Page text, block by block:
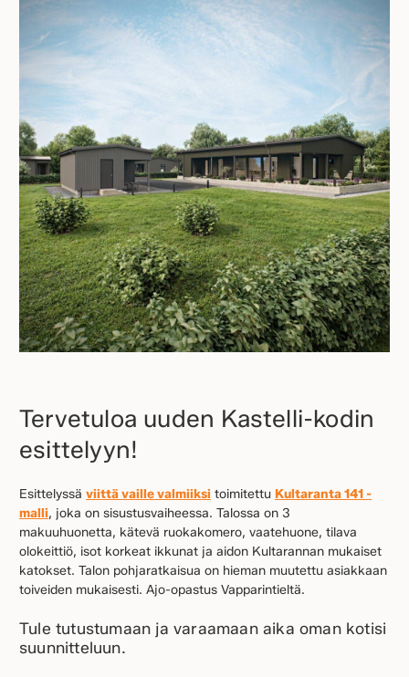
Tervetuloa uuden Kastelli-kodin
esittelyyn!
Esittelyssä viittä vaille valmiiksi toimitettu Kultaranta 141 -
malli, joka on sisustusvaiheessa. Talossa on 3
makuuhuonetta, kätevä ruokakomero, vaatehuone, tilava
olokeittiö, isot korkeat ikkunat ja aidon Kultarannan mukaiset
katokset. Talon pohjaratkaisua on hieman muutettu asiakkaan
toiveiden mukaisesti. Ajo-opastus Vapparintieltä.
Tule tutustumaan ja varaamaan aika oman kotisi
suunnitteluun.